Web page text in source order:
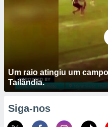
Um raio atingiu um
Tailândia.
Siga-nos